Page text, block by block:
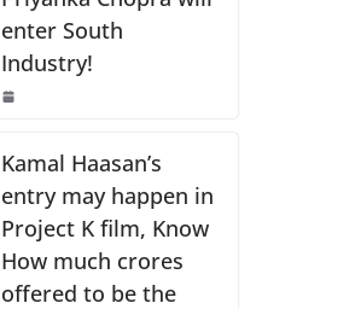
n
kenter South
Industry!
Kamal Haasan’s
entry may happen in
Project K film, Know
How much crores
offered to be the